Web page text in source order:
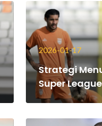
2026-01-17
Strategi
Super League